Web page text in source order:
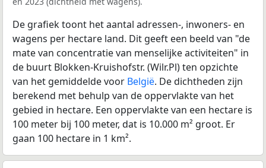
De grafiek toont het aantal adressen-, inwoners- en
wagens per hectare land. Dit geeft een beeld van "de
mate van concentratie van menselijke activiteiten" in
de buurt Blokken-Kruishofstr. (Wilr.Pl) ten opzichte
van het gemiddelde voor België. De dichtheden zijn
berekend met behulp van de oppervlakte van het
gebied in hectare. Een oppervlakte van een hectare is
100 meter bij 100 meter, dat is 10.000 m² groot. Er
gaan 100 hectare in 1 km².